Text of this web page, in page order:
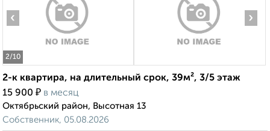
2/10
‹ ›
2-к квартира, на длительный срок, 39м², 3/5 этаж
15 900 ₽ в месяц
Октябрьский район, Высотная 13
Собственник, 05.08.2026